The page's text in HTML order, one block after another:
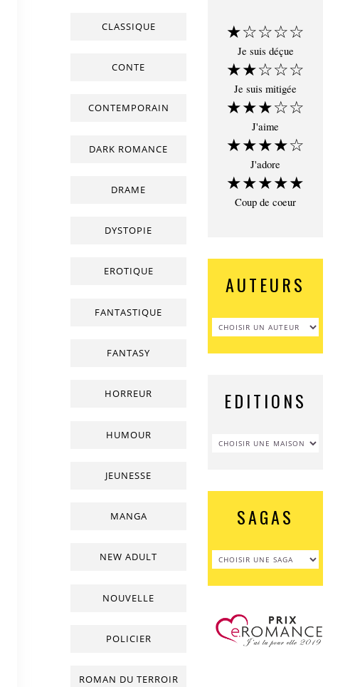
CLASSIQUE
CONTE
CONTEMPORAIN
DARK ROMANCE
DRAME
DYSTOPIE
EROTIQUE
FANTASTIQUE
FANTASY
HORREUR
HUMOUR
JEUNESSE
MANGA
NEW ADULT
NOUVELLE
POLICIER
ROMAN DU TERROIR
★☆☆☆☆
Je suis déçue
★★☆☆☆
Je suis mitigée
★★★☆☆
J'aime
★★★★☆
J'adore
★★★★★
Coup de coeur
AUTEURS
EDITIONS
SAGAS